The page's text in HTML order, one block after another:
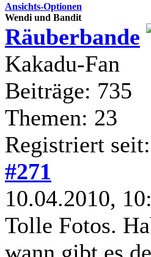
Ansichts-Optionen
Wendi und Bandit
Räuberbande
Kakadu-Fan
Beiträge: 735
Themen: 23
Registriert
#271
10.04.2010,
Tolle Fotos.
wann gibt es